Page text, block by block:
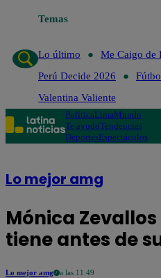
Temas
Lo último
Me Caigo de
Perú Decide 2026
Valentina Valiente
PolíticaLimaMundo
Te ayudoTendencias
DeportesEspectáculos
Lo mejor amg
Mónica
tiene antes de
Lo mejor amg a las 11:49